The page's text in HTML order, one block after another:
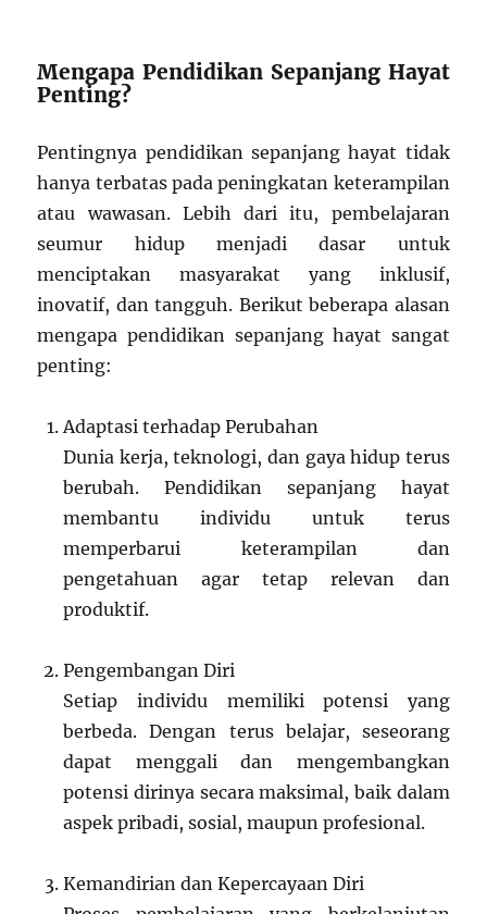
Mengapa Pendidikan Sepanjang Hayat
Penting?
Pentingnya pendidikan sepanjang hayat tidak
hanya terbatas pada peningkatan keterampilan
atau wawasan. Lebih dari itu, pembelajaran
seumur hidup menjadi dasar untuk
menciptakan masyarakat yang inklusif,
inovatif, dan tangguh. Berikut beberapa alasan
mengapa pendidikan sepanjang hayat sangat
penting:
Adaptasi terhadap Perubahan
Dunia kerja, teknologi, dan gaya hidup terus
berubah. Pendidikan sepanjang hayat
membantu individu untuk terus
memperbarui keterampilan dan
pengetahuan agar tetap relevan dan
produktif.
Pengembangan Diri
Setiap individu memiliki potensi yang
berbeda. Dengan terus belajar, seseorang
dapat menggali dan mengembangkan
potensi dirinya secara maksimal, baik dalam
aspek pribadi, sosial, maupun profesional.
Kemandirian dan Kepercayaan Diri